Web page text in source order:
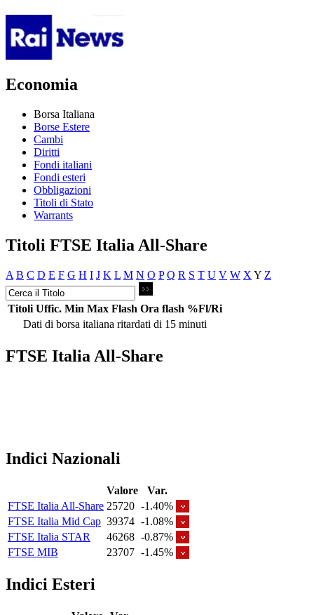
Economia
Borsa Italiana
Borse Estere
Cambi
Diritti
Fondi italiani
Fondi esteri
Obbligazioni
Titoli di Stato
Warrants
Titoli FTSE Italia All-Share
A B C D E F G H I J K L M N O P Q R S T U V W X Y Z
Titoli Uffic. Min Max Flash Ora flash %Fl/Ri
Dati di borsa italiana ritardati di 15 minuti
FTSE Italia All-Share
Indici Nazionali
Valore
Var.
FTSE Italia All-Share 25720 -1.40%
FTSE Italia Mid Cap 39374 -1.08%
FTSE Italia STAR
46268 -0.87%
FTSE MIB
23707 -1.45%
Indici Esteri